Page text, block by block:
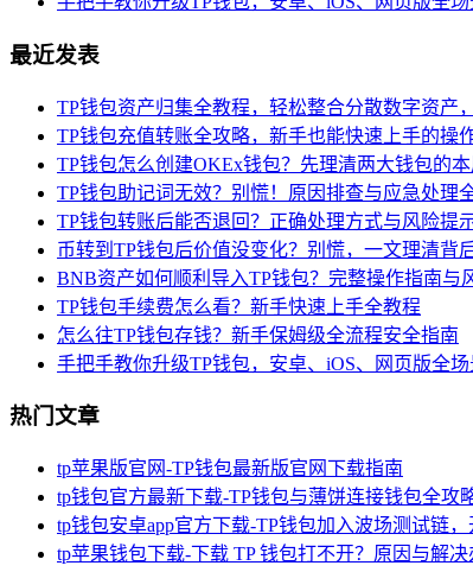
最近发表
TP钱包资产归集全教程，轻松整合分散数字资产
TP钱包充值转账全攻略，新手也能快速上手的操
TP钱包怎么创建OKEx钱包？先理清两大钱包的本
TP钱包助记词无效？别慌！原因排查与应急处理
TP钱包转账后能否退回？正确处理方式与风险提
币转到TP钱包后价值没变化？别慌，一文理清背
BNB资产如何顺利导入TP钱包？完整操作指南与
TP钱包手续费怎么看？新手快速上手全教程
怎么往TP钱包存钱？新手保姆级全流程安全指南
手把手教你升级TP钱包，安卓、iOS、网页版全
热门文章
tp苹果版官网-TP钱包最新版官网下载指南
tp钱包官方最新下载-TP钱包与薄饼连接钱包全攻
tp钱包安卓app官方下载-TP钱包加入波场测试链
tp苹果钱包下载-下载 TP 钱包打不开？原因与解